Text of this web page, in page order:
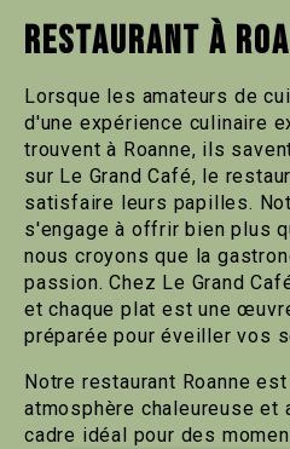
RESTAURANT À
Lorsque les amateurs de
d'une expérience culinaire
trouvent à Roanne, ils
sur Le Grand Café, le
satisfaire leurs papilles.
s'engage à offrir bien plus
nous croyons que la
passion. Chez Le Grand
et chaque plat est une
préparée pour éveiller vos
Notre restaurant Roanne
atmosphère chaleureuse et
cadre idéal pour des